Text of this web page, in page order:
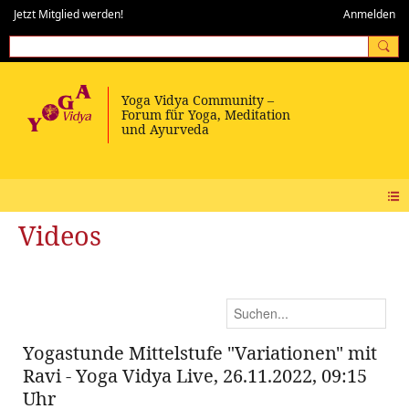
Jetzt Mitglied werden! Anmelden
Videos
Yogastunde Mittelstufe "Variationen" mit
Ravi - Yoga Vidya Live, 26.11.2022, 09:15
Uhr